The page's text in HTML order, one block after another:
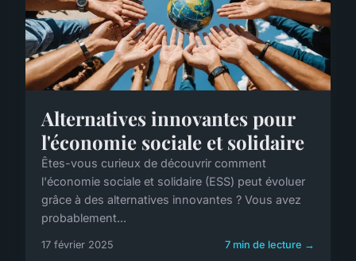
Alternatives innovantes pour
l'économie sociale et solidaire
Êtes-vous curieux de découvrir comment
l'économie sociale et solidaire (ESS) peut évoluer
grâce à des alternatives innovantes ? Vous avez
probablement...
17 février 2025 7 min de lecture →